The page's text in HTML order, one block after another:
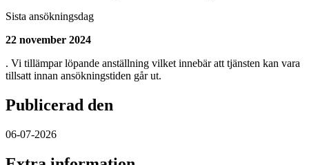
Sista ansökningsdag
22 november 2024
. Vi tillämpar löpande anställning vilket innebär att tjänsten kan vara
tillsatt innan ansökningstiden går ut.
Publicerad den
06-07-2026